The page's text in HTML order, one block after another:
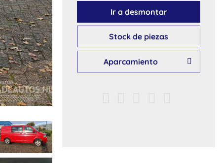
Ir a desmontar
Stock de piezas
Aparcamiento